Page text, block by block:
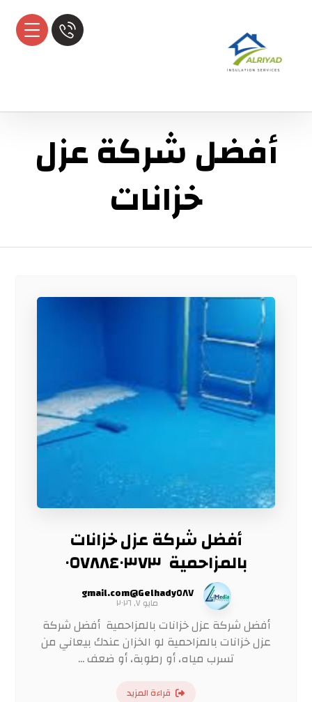
أفضل شركة عزل
خزانات
أفضل شركة عزل خزانات
بالمزاحمية ٠٥٧٨٨٤٠٣٧٣
Gelhady٥٨٧@gmail.com
مايو ٧, ٢٠٢٦
أفضل شركة عزل خزانات بالمزاحمية أفضل شركة
عزل خزانات بالمزاحمية لو الخزان عندك بيعاني من
تسرب مياه، أو رطوبة، أو ضعف ...
قراءة المزيد